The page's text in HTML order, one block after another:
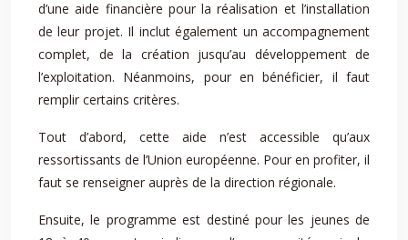
d’une aide financière pour la réalisation et l’installation
de leur projet. Il inclut également un accompagnement
complet, de la création jusqu’au développement de
l’exploitation. Néanmoins, pour en bénéficier, il faut
remplir certains critères.
Tout d’abord, cette aide n’est accessible qu’aux
ressortissants de l’Union européenne. Pour en profiter, il
faut se renseigner auprès de la direction régionale.
Ensuite, le programme est destiné pour les jeunes de